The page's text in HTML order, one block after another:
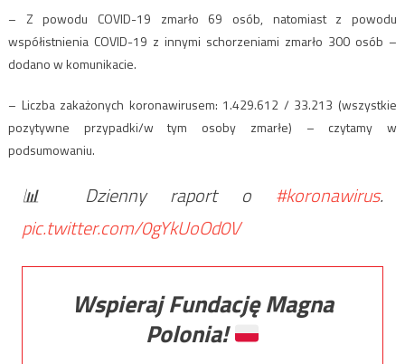
– Z powodu COVID-19 zmarło 69 osób, natomiast z powodu
współistnienia COVID-19 z innymi schorzeniami zmarło 300 osób –
dodano w komunikacie.
– Liczba zakażonych koronawirusem: 1.429.612 / 33.213 (wszystkie
pozytywne przypadki/w tym osoby zmarłe) – czytamy w
podsumowaniu.
📊 Dzienny raport o #koronawirus.
pic.twitter.com/0gYkUoOd0V
Wspieraj Fundację Magna
Polonia!